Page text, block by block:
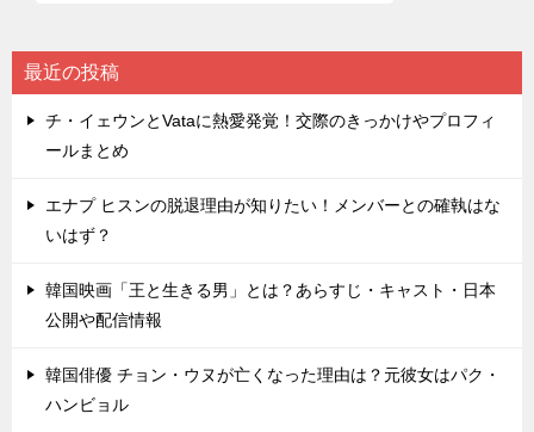
最近の投稿
チ・イェウンとVataに熱愛発覚！交際のきっかけやプロフィ
ールまとめ
エナプ ヒスンの脱退理由が知りたい！メンバーとの確執はな
いはず？
韓国映画「王と生きる男」とは？あらすじ・キャスト・日本
公開や配信情報
韓国俳優 チョン・ウヌが亡くなった理由は？元彼女はパク・
ハンビョル